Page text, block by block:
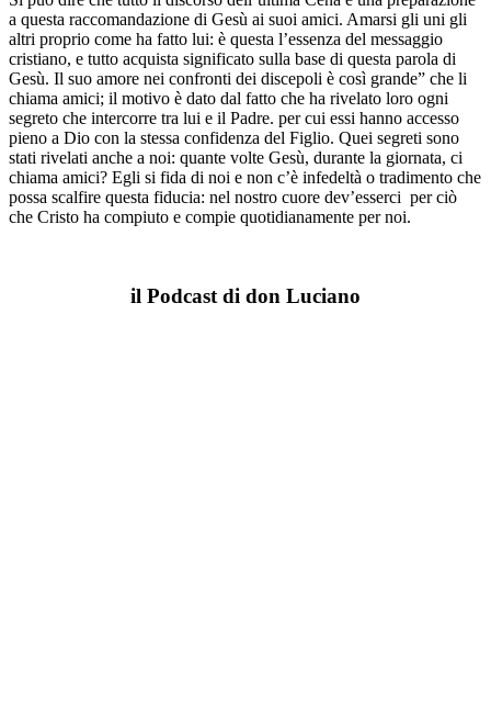
a questa raccomandazione di Gesù ai suoi amici. Amarsi gli uni gli
altri proprio come ha fatto lui: è questa l’essenza del messaggio
cristiano, e tutto acquista significato sulla base di questa parola di
Gesù. Il suo amore nei confronti dei discepoli è così grande” che li
chiama amici; il motivo è dato dal fatto che ha rivelato loro ogni
segreto che intercorre tra lui e il Padre. per cui essi hanno accesso
pieno a Dio con la stessa confidenza del Figlio. Quei segreti sono
stati rivelati anche a noi: quante volte Gesù, durante la giornata, ci
chiama amici? Egli si fida di noi e non c’è infedeltà o tradimento che
possa scalfire questa fiducia: nel nostro cuore dev’esserci per ciò
che Cristo ha compiuto e compie quotidianamente per noi.
il Podcast di don Luciano